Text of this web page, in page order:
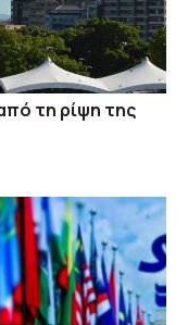
τη ρίψη της